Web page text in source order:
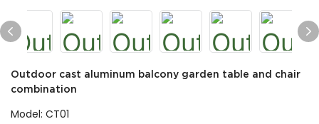
Outdoor cast aluminum balcony garden table and chair
combination
Model: CT01